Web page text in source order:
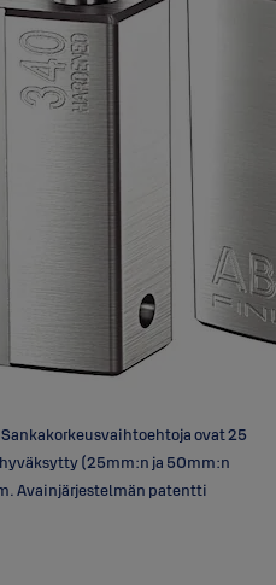
ovat 25
hyväksytty (25mm:n ja 50mm:n
Avainjärjestelmän patentti